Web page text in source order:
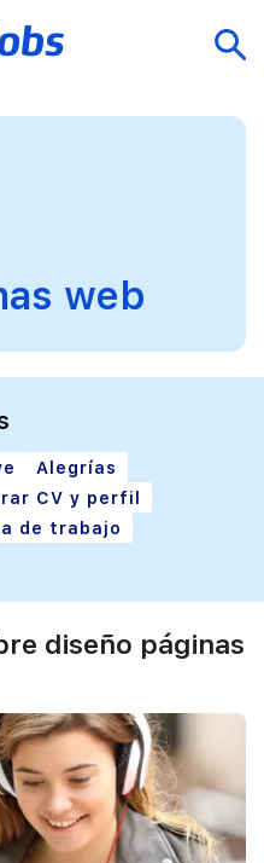
web
Alegrías
CV y perfil
de trabajo
diseño páginas